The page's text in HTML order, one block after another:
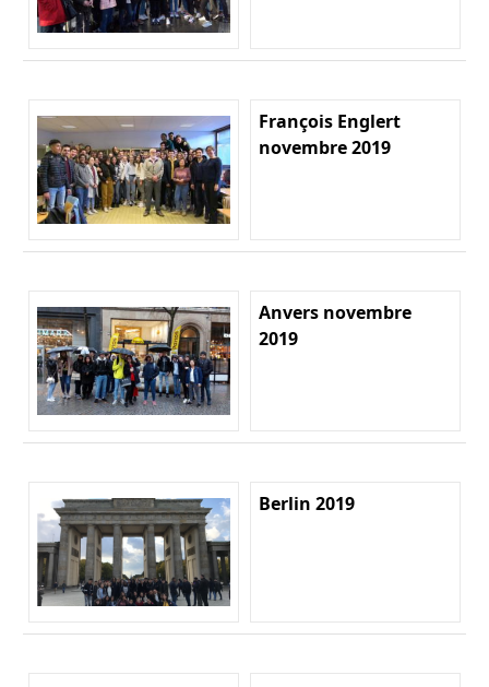
François Englert
novembre 2019
Anvers novembre
2019
Berlin 2019